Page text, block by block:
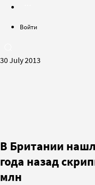
Войти
30 July 2013
В Британии
года назад
млн